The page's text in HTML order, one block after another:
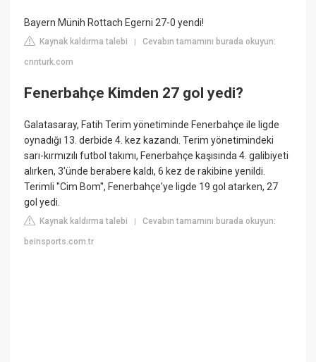
Bayern Münih Rottach Egerni 27-0 yendi!
Kaynak kaldırma talebi |Cevabın tamamını burada okuyun:
cnnturk.com
Fenerbahçe Kimden 27 gol yedi?
Galatasaray, Fatih Terim yönetiminde Fenerbahçe ile ligde
oynadığı 13. derbide 4. kez kazandı. Terim yönetimindeki
sarı-kırmızılı futbol takımı, Fenerbahçe kaşısında 4. galibiyeti
alırken, 3'ünde berabere kaldı, 6 kez de rakibine yenildi.
Terimli ''Cim Bom'', Fenerbahçe'ye ligde 19 gol atarken, 27
gol yedi.
Kaynak kaldırma talebi |Cevabın tamamını burada okuyun:
beinsports.com.tr